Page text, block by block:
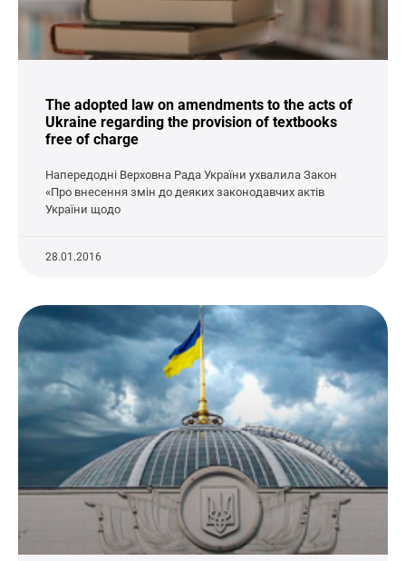
The adopted law on amendments to the acts of
Ukraine regarding the provision of textbooks
free of charge
Напередодні Верховна Рада України ухвалила Закон
«Про внесення змін до деяких законодавчих актів
України щодо
28.01.2016